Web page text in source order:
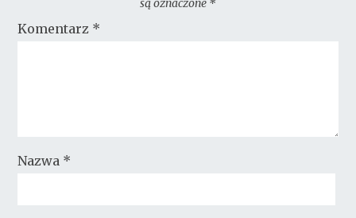
Komentarz *
Nazwa *